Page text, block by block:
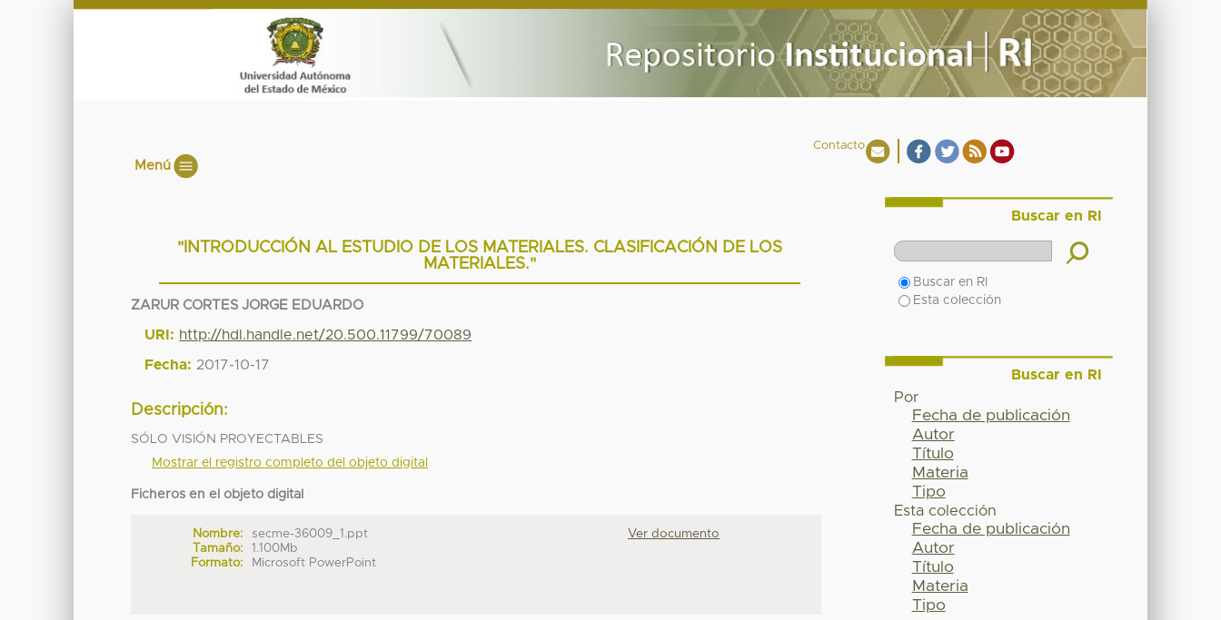
Contacto
Menú
"INTRODUCCIÓN AL ESTUDIO DE LOS MATERIALES. CLASIFICACIÓN DE LOS
MATERIALES."
ZARUR CORTES JORGE EDUARDO
URI: http://hdl.handle.net/20.500.11799/70089
Fecha: 2017-10-17
Descripción:
SÓLO VISIÓN PROYECTABLES
Mostrar el registro completo del objeto digital
Ficheros en el objeto digital
Nombre:
secme-36009_1.ppt
Tamaño:
1.100Mb
Formato:
Microsoft PowerPoint
Ver documento
Buscar en RI
Buscar en RI
Esta colección
Buscar en RI
Por
Fecha de publicación
Autor
Título
Materia
Tipo
Esta colección
Fecha de publicación
Autor
Título
Materia
Tipo